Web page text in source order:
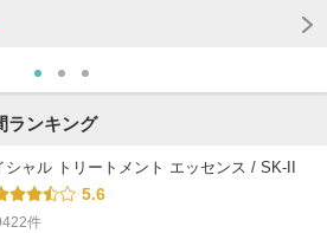
ランキング
シャル トリートメント エッセンス / SK-II
5.6
件